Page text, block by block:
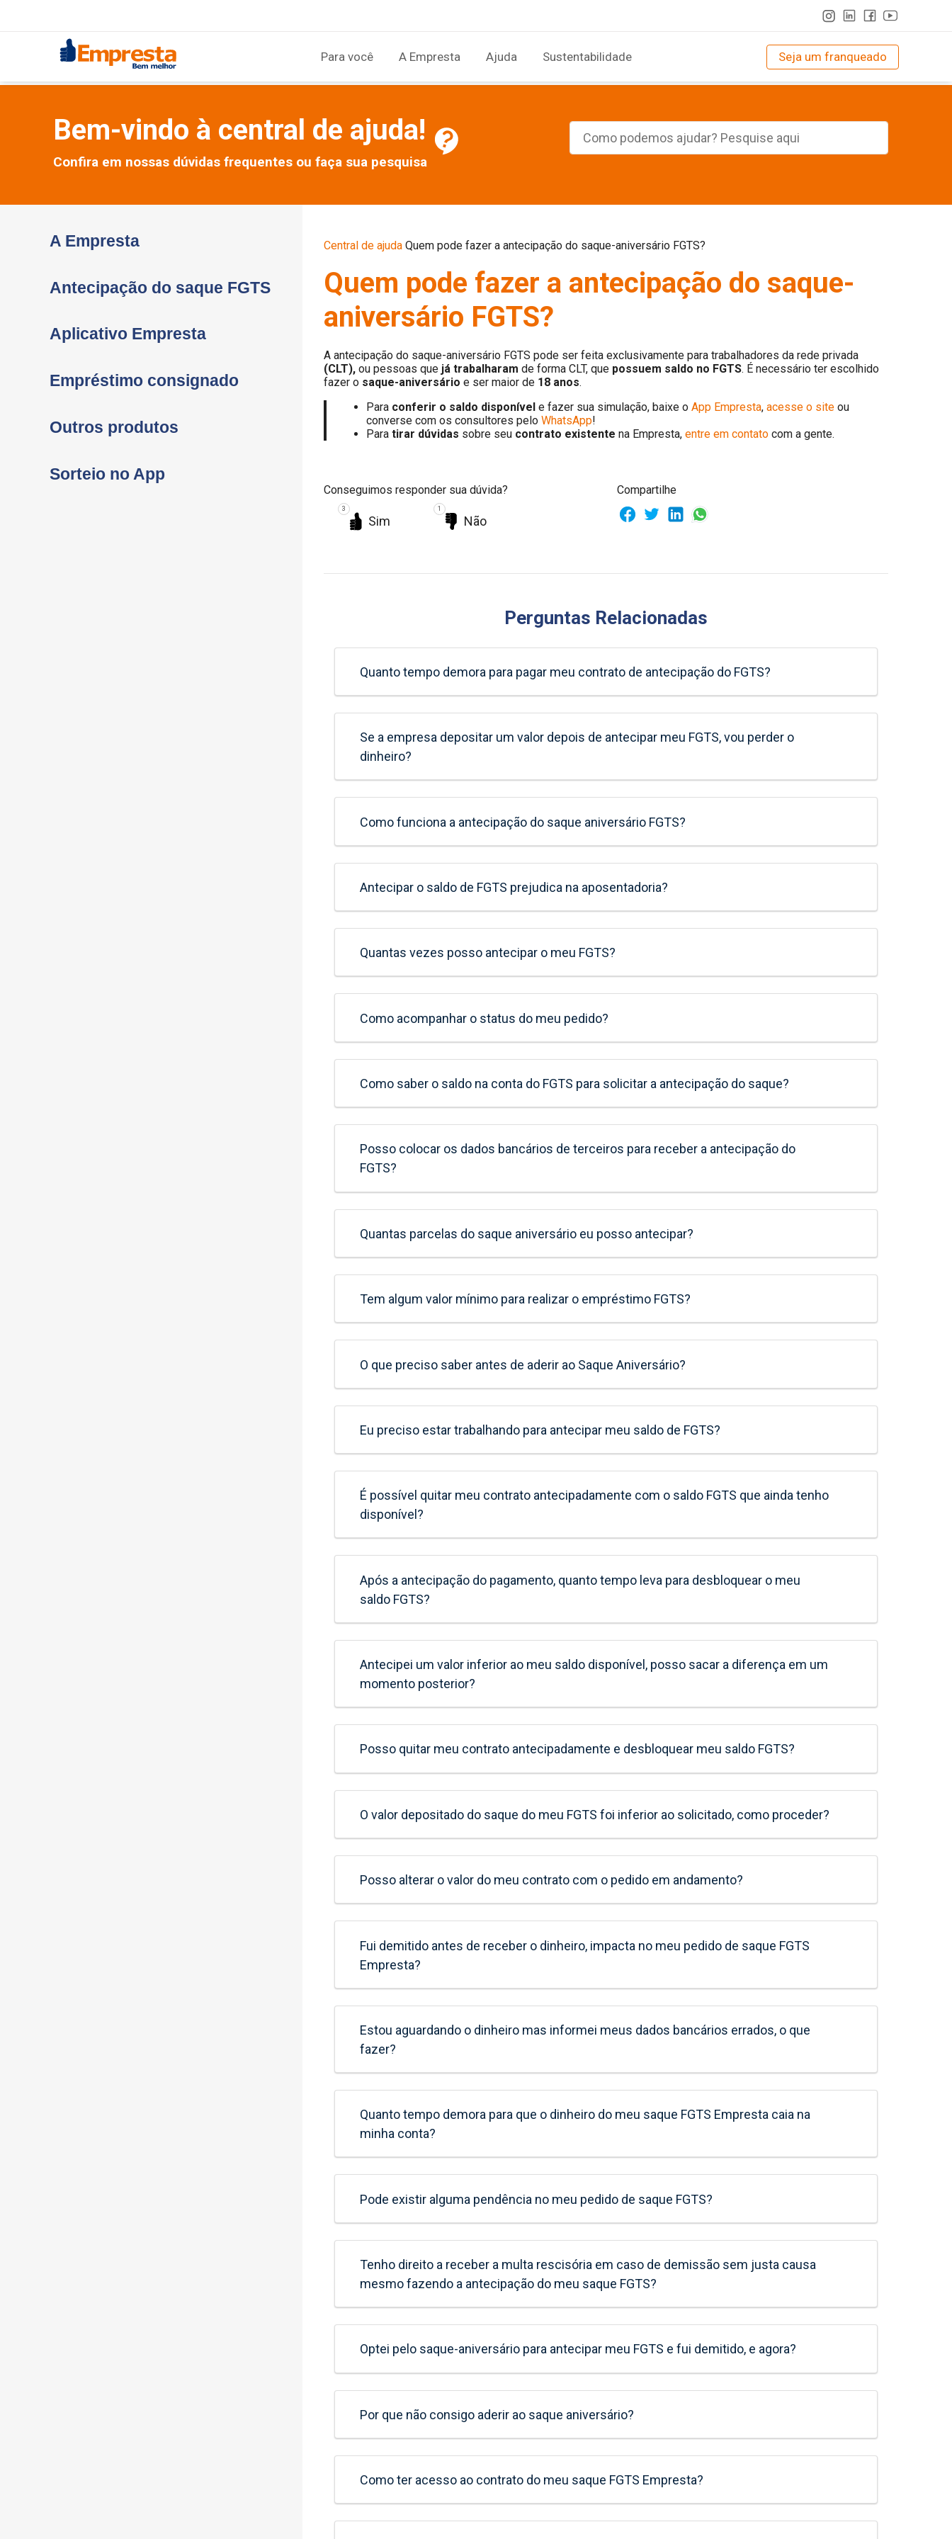
Para você A Empresta Ajuda Sustentabilidade Seja um franqueado
Bem-vindo à central de ajuda!
Confira em nossas dúvidas frequentes ou faça sua pesquisa
A Empresta
Antecipação do saque FGTS
Aplicativo Empresta
Empréstimo consignado
Outros produtos
Sorteio no App
Central de ajuda Quem pode fazer a antecipação do saque-aniversário FGTS?
Quem pode fazer a antecipação do saque-
aniversário FGTS?
A antecipação do saque-aniversário FGTS pode ser feita exclusivamente para trabalhadores da rede privada
(CLT), ou pessoas que já trabalharam de forma CLT, que possuem saldo no FGTS. É necessário ter escolhido
fazer o saque-aniversário e ser maior de 18 anos.
Para conferir o saldo disponível e fazer sua simulação, baixe oApp Empresta,acesse o site ou
converse com os consultores peloWhatsApp!
Paratirar dúvidas sobre seu contrato existente na Empresta,entre em contato com a gente.
Conseguimos responder sua dúvida?
Sim
3
Não
1
Compartilhe
Perguntas Relacionadas
Quanto tempo demora para pagar meu contrato de antecipação do FGTS?
Se a empresa depositar um valor depois de antecipar meu FGTS, vou perder o
dinheiro?
Como funciona a antecipação do saque aniversário FGTS?
Antecipar o saldo de FGTS prejudica na aposentadoria?
Quantas vezes posso antecipar o meu FGTS?
Como acompanhar o status do meu pedido?
Como saber o saldo na conta do FGTS para solicitar a antecipação do saque?
Posso colocar os dados bancários de terceiros para receber a antecipação do
FGTS?
Quantas parcelas do saque aniversário eu posso antecipar?
Tem algum valor mínimo para realizar o empréstimo FGTS?
O que preciso saber antes de aderir ao Saque Aniversário?
Eu preciso estar trabalhando para antecipar meu saldo de FGTS?
É possível quitar meu contrato antecipadamente com o saldo FGTS que ainda tenho
disponível?
Após a antecipação do pagamento, quanto tempo leva para desbloquear o meu
saldo FGTS?
Antecipei um valor inferior ao meu saldo disponível, posso sacar a diferença em um
momento posterior?
Posso quitar meu contrato antecipadamente e desbloquear meu saldo FGTS?
O valor depositado do saque do meu FGTS foi inferior ao solicitado, como proceder?
Posso alterar o valor do meu contrato com o pedido em andamento?
Fui demitido antes de receber o dinheiro, impacta no meu pedido de saque FGTS
Empresta?
Estou aguardando o dinheiro mas informei meus dados bancários errados, o que
fazer?
Quanto tempo demora para que o dinheiro do meu saque FGTS Empresta caia na
minha conta?
Pode existir alguma pendência no meu pedido de saque FGTS?
Tenho direito a receber a multa rescisória em caso de demissão sem justa causa
mesmo fazendo a antecipação do meu saque FGTS?
Optei pelo saque-aniversário para antecipar meu FGTS e fui demitido, e agora?
Por que não consigo aderir ao saque aniversário?
Como ter acesso ao contrato do meu saque FGTS Empresta?